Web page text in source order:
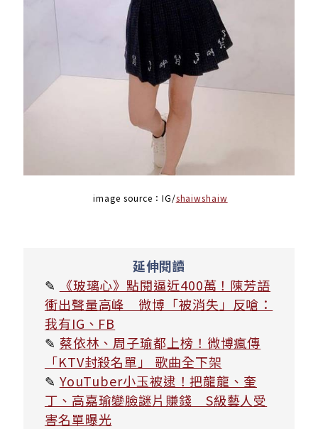
image source： IG/shaiwshaiw
延伸閱讀
✎
《玻璃心》點閱逼近400萬！陳芳語
衝出聲量高峰 微博「被消失」反嗆：
我有IG、FB
✎ 蔡依林、周子瑜都上榜！微博瘋傳
「KTV封殺名單」 歌曲全下架
✎ YouTuber小玉被逮！把龍龍、奎
丁、高嘉瑜變臉謎片賺錢 S級藝人受
害名單曝光